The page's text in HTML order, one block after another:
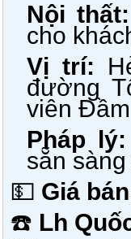
Nội thất:
cho
Vị trí:
đường
viên
Pháp lý:
sẵn
💵 Giá
☎️ Lh